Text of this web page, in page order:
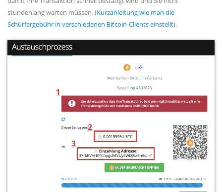
stundenlang warten müssen. (Kurzanleitung wie man die
Schürfergebühr in verschiedenen Bitcoin-Clients einstellt).